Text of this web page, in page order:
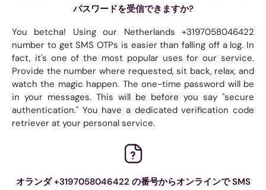
パスワードを受信できますか?
You betcha! Using our Netherlands +3197058046422
number to get SMS OTPs is easier than falling off a log. In
fact, it's one of the most popular uses for our service.
Provide the number where requested, sit back, relax, and
watch the magic happen. The one-time password will be
in your messages. This will be before you say "secure
authentication." You have a dedicated verification code
retriever at your personal service.
オランダ +3197058046422 の番号からオンラインで SMS